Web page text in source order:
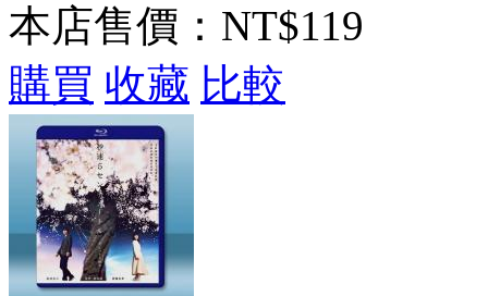
本店售價： NT$119
購買 收藏 比較